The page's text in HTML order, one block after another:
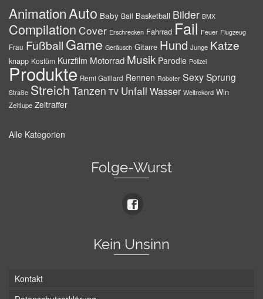
AnimationAuto Baby Ball Basketball Bilder BMX
Compilation Cover Erschrecken Fahrrad Fail Feuer Flugzeug
Frau Fußball Game Geräusch Gitarre Hund Junge Katze
knapp Kostüm Kurzfilm Motorrad Musik Parodie Polizei
Produkte Remi Gaillard Rennen Roboter SexySprung
Straße Streich Tanzen TV Unfall Wasser Weltrekord Win
Zeitlupe Zeitraffer
Alle Kategorien
Folge-Wurst
Kein Unsinn
Kontakt